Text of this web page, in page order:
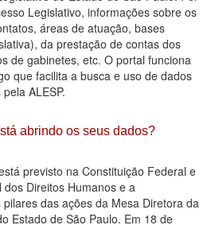
Legislativo, informações sobre os
áreas de atuação, bases
da prestação de contas dos
de gabinetes, etc. O portal funciona
que facilita a busca e uso de dados
ALESP.
abrindo os seus dados?
previsto na Constituição Federal e
Direitos Humanos e a
das ações da Mesa Diretora da
Estado de São Paulo. Em 18 de